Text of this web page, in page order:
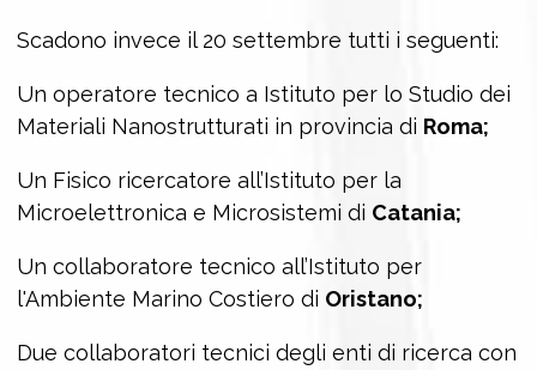
Scadono invece il 20 settembre tutti i seguenti:
Un operatore tecnico a Istituto per lo Studio dei
Materiali Nanostrutturati in provincia di Roma;
Un Fisico ricercatore all’Istituto per la
Microelettronica e Microsistemi di Catania;
Un collaboratore tecnico all’Istituto per
l'Ambiente Marino Costiero di Oristano;
Due collaboratori tecnici degli enti di ricerca con